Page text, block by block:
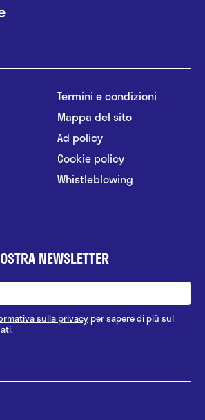
Termini e condizioni
Mappa del sito
Ad policy
Cookie policy
Whistleblowing
NEWSLETTER
sulla privacyper sapere di più sul